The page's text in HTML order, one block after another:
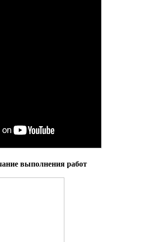
выполнения работ